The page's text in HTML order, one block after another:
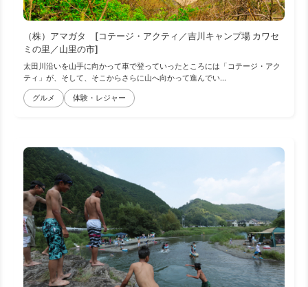
（株）アマガタ [コテージ・アクティ／吉川キャンプ場 カワセ
ミの里／山里の市]
太田川沿いを山手に向かって車で登っていったところには「コテージ・アク
ティ」が、そして、そこからさらに山へ向かって進んでい...
グルメ 体験・レジャー